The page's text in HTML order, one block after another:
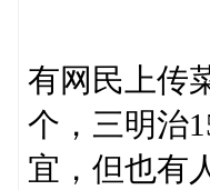
有网民上传
个，三明治
宜，但也有